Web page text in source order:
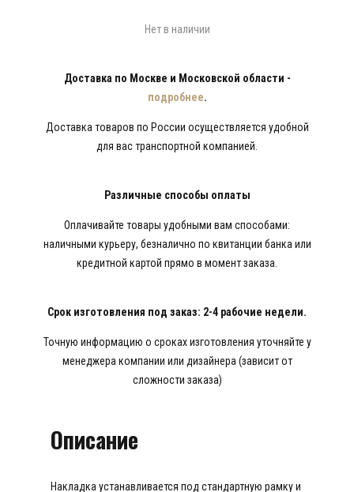
Нет в наличии
Доставка по Москве и Московской области -
подробнее.
Доставка товаров по России осуществляется удобной
для вас транспортной компанией.
Различные способы оплаты
Оплачивайте товары удобными вам способами:
наличными курьеру, безналично по квитанции банка или
кредитной картой прямо в момент заказа.
Срок изготовления под заказ: 2-4 рабочие недели.
Точную информацию о сроках изготовления уточняйте у
менеджера компании или дизайнера (зависит от
сложности заказа)
Описание
Накладка устанавливается под стандартную рамку и